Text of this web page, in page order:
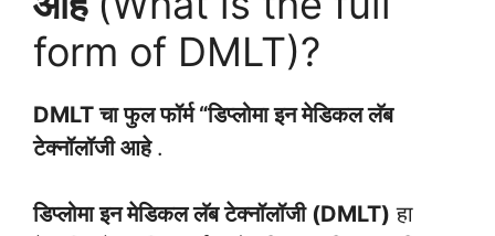
form of DMLT)?
DMLT चा फुल फॉर्म “डिप्लोमा इन मेडिकल लॅब
टेक्नॉलॉजीआहे .
डिप्लोमा इन मेडिकल लॅब टेक्नॉलॉजी (DMLT) हा